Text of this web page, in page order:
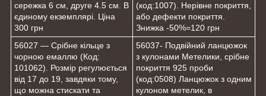
сережка 6 см, друге 4.5 см. В
єдиному екземплярі. Ціна
300 грн
(код:1007). Нерівне покриття,
або дефекти покриття.
Знижка -50%=120 грн
56027 — Срібне кільце з
чорною емаллю (Код:
101062). Розмір регулюється
від 17 до 19, завдяки тому,
що можна стискати та
56037- Подвійний ланцюжок
з кулонами Метелики, срібне
покриття 925 проби
(код:0508) Ланцюжок з одним
кулоном метелик, в